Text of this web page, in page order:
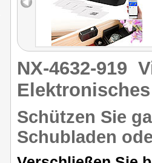
NX-4632-919
Schützen Sie
Schubladen